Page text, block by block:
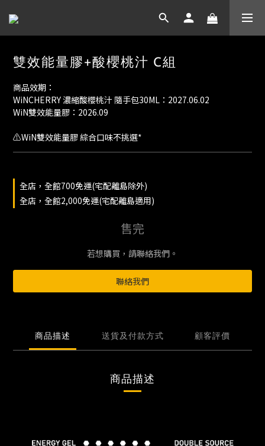
雙效能量膠+酸櫻桃汁 C組
商品效期：
WiNCHERRY 濃縮酸櫻桃汁 隨手包30ML：2027.06.02
WiN雙效能量膠：2026.09
⚠️WiN雙效能量膠 綜合口味不挑選*
全店，全館700免運(宅配離島除外)
全店，全館2,000免運(宅配離島適用)
售完
若想購買，請聯絡我們。
聯絡我們
商品描述 送貨及付款方式 顧客評價
商品描述